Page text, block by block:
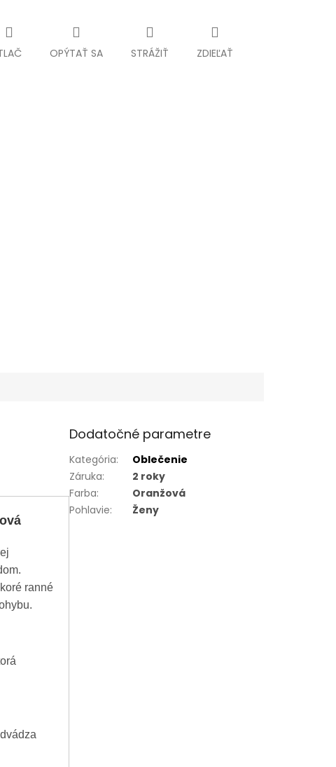
OPÝTAŤ SA STRÁŽIŤ ZDIEĽAŤ
ranné
Dodatočné parametre
Kategória:
Oblečenie
Záruka:
2 roky
Farba:
Oranžová
Pohlavie: Ženy